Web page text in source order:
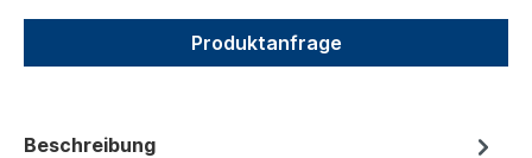
Produktanfrage
Beschreibung